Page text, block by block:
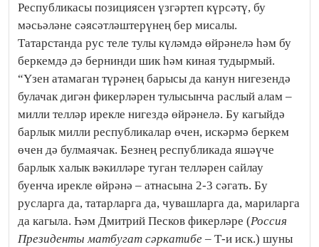
Республикасы позициясен үзгәртеп күрсәтү, бу
мәсьәләне сәясәтләштерүнең бер мисалы.
Татарстанда рус теле тулы күләмдә өйрәнелә һәм бу
беркемдә дә бернинди шик һәм киная тудырмый.
“Үзен атамаган түрәнең барысы да канун нигезендә
булачак дигән фикерләрен тулысынча раслый алам –
милли телләр ирекле нигездә өйрәнелә. Бу кагыйдә
барлык милли республикалар өчен, искәрмә беркем
өчен дә булмаячак. Безнең республикада яшәүче
барлык халык вәкилләре туган телләрен сайлау
буенча ирекле өйрәнә – атнасына 2-3 сәгать. Бу
русларга да, татарларга да, чувашларга да, мариларга
да кагыла. Һәм Дмитрий Песков фикерләре (Россия
Президенты матбугат сәркатибе – Т-и иск.) шуны